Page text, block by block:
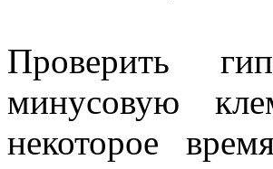
Проверить
минусовую
некоторое